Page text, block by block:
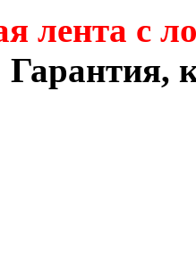
лента с
Гарантия,